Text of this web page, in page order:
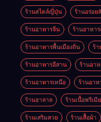
ร้านสไตล์ญี่ปุ่น ร้านอร่อย
ร้านอาหารจีน ร้านอาหา
ร้านอาหารพื้นเมืองถิ่น ร้า
ร้านอาหารอีสาน ร้านอา
ร้านอาหารเหนือ ร้านอาห
ร้านฮาลาล ร้านเนื้อพรีเมี
ร้านเสริมสวย ร้านเสื้อผ้า